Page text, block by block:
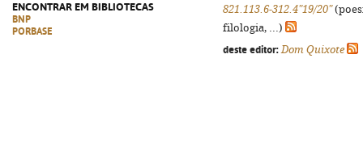
ENCONTRAR EM BIBLIOTECAS
BNP
PORBASE
821.113.6-312.4"19/20"
filologia, ...)
deste editor: Dom Quixote